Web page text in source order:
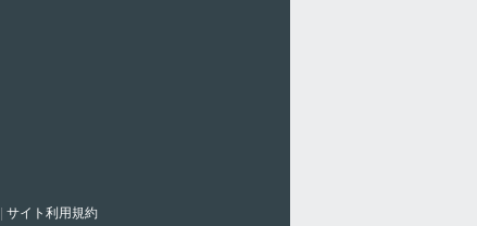
サイト利用規約